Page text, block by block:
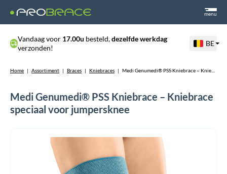
menu
Vandaag voor 17.00u besteld,dezelfde werkdag
verzonden!
BE
Home | Assortiment | Braces | Kniebraces | Medi Genumedi® PSS Kniebrace – Kniebrace speciaal voor jumpersknee
Medi Genumedi® PSS Kniebrace – Kniebrace
speciaal voor jumpersknee